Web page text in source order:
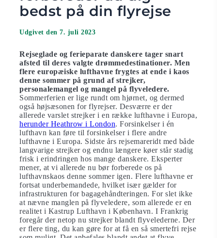
bedst på din flyrejse
Udgivet den 7. juli 2023
Rejseglade og ferieparate danskere tager snart
afsted til deres valgte drømmedestinationer. Men
flere europæiske lufthavne frygtes at ende i kaos
denne sommer på grund af strejker,
personalemangel og mangel på flyveledere.
Sommerferien er lige rundt om hjørnet, og dermed
også højsæsonen for flyrejser. Desværre er der
allerede varslet strejker i en række lufthavne i Europa,
herunder Heathrow i London. Forsinkelser i én
lufthavn kan føre til forsinkelser i flere andre
lufthavne i Europa. Sidste års rejsemareridt med både
langvarige strejker og endnu længere køer står stadig
frisk i erindringen hos mange danskere. Eksperter
mener, at vi allerede nu bør forberede os på
lufthavnskaos denne sommer igen. Flere lufthavne er
fortsat underbemandede, hvilket især gælder for
infrastrukturen for bagagehåndteringen. For slet ikke
at nævne manglen på flyveledere, som allerede er en
realitet i Kastrup Lufthavn i København. I Frankrig
foregår der netop nu strejker blandt flyvelederne. Der
er flere ting, du kan gøre for at få en så smertefri rejse